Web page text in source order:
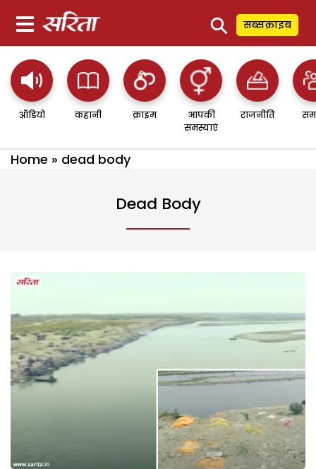
⚲ सब्सक्राइब
ऑडियो कहानी क्राइम
आपकी
समस्याएं
राजनीति
Home » dead body
Dead Body